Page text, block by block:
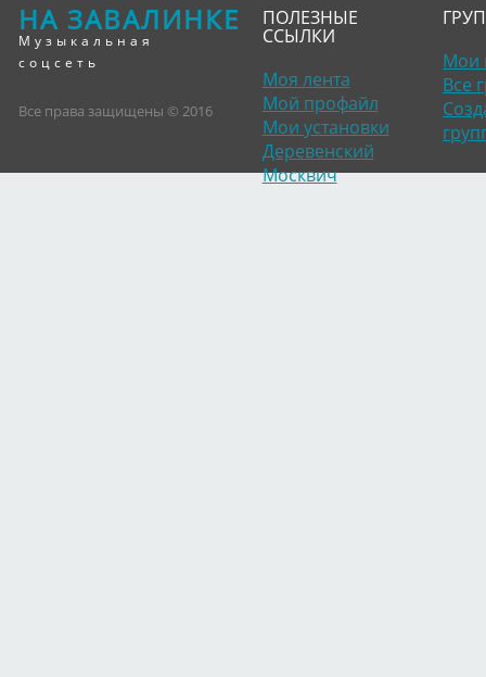
НА ЗАВАЛИНКЕ
Музыкальная
соцсеть
Все права защищены © 2016
ПОЛЕЗНЫЕ
ССЫЛКИ
Моя лента
Мой профайл
Мои установки
Деревенский
Москвич
Мои
Все